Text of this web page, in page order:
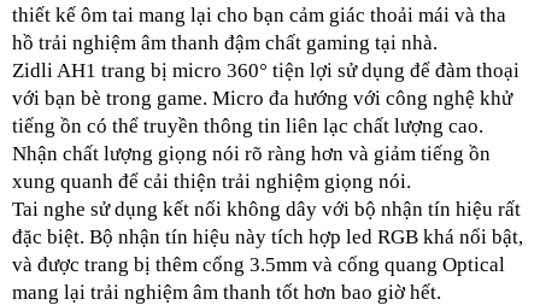
thiết kế ôm tai mang lại cho bạn cảm giác thoải mái và tha
hồ trải nghiệm âm thanh đậm chất gaming tại nhà.
Zidli AH1 trang bị micro 360° tiện lợi sử dụng để đàm thoại
với bạn bè trong game. Micro đa hướng với công nghệ khử
tiếng ồn có thể truyền thông tin liên lạc chất lượng cao.
Nhận chất lượng giọng nói rõ ràng hơn và giảm tiếng ồn
xung quanh để cải thiện trải nghiệm giọng nói.
Tai nghe sử dụng kết nối không dây với bộ nhận tín hiệu rất
đặc biệt. Bộ nhận tín hiệu này tích hợp led RGB khá nổi bật,
và được trang bị thêm cổng 3.5mm và cổng quang Optical
mang lại trải nghiệm âm thanh tốt hơn bao giờ hết.